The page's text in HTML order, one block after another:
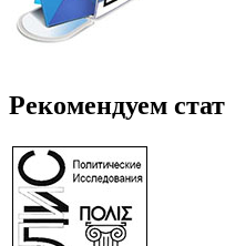
Рекомендуем